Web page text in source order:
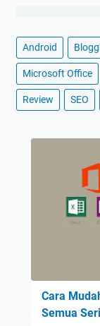
Android
Microsoft Office
Review SEO
Cara
Semua